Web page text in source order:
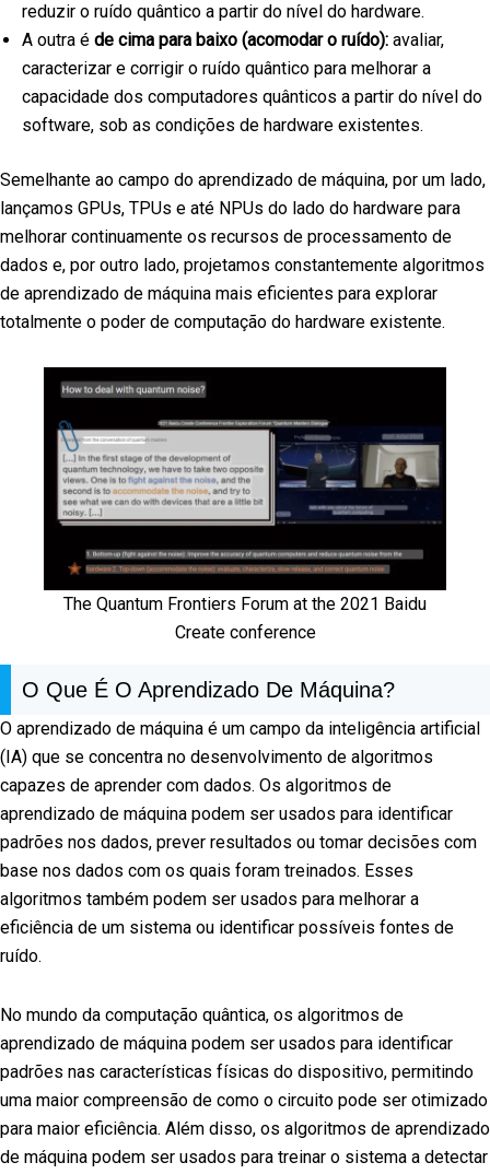
reduzir o ruído quântico a partir do nível do hardware.
A outra é de cima para baixo (acomodar o ruído): avaliar,
caracterizar e corrigir o ruído quântico para melhorar a
capacidade dos computadores quânticos a partir do nível do
software, sob as condições de hardware existentes.
Semelhante ao campo do aprendizado de máquina, por um lado,
lançamos GPUs, TPUs e até NPUs do lado do hardware para
melhorar continuamente os recursos de processamento de
dados e, por outro lado, projetamos constantemente algoritmos
de aprendizado de máquina mais eficientes para explorar
totalmente o poder de computação do hardware existente.
The Quantum Frontiers Forum at the 2021 Baidu
Create conference
O Que É O Aprendizado De Máquina?
O aprendizado de máquina é um campo da inteligência artificial
(IA) que se concentra no desenvolvimento de algoritmos
capazes de aprender com dados. Os algoritmos de
aprendizado de máquina podem ser usados para identificar
padrões nos dados, prever resultados ou tomar decisões com
base nos dados com os quais foram treinados. Esses
algoritmos também podem ser usados para melhorar a
eficiência de um sistema ou identificar possíveis fontes de
ruído.
No mundo da computação quântica, os algoritmos de
aprendizado de máquina podem ser usados para identificar
padrões nas características físicas do dispositivo, permitindo
uma maior compreensão de como o circuito pode ser otimizado
para maior eficiência. Além disso, os algoritmos de aprendizado
de máquina podem ser usados para treinar o sistema a detectar